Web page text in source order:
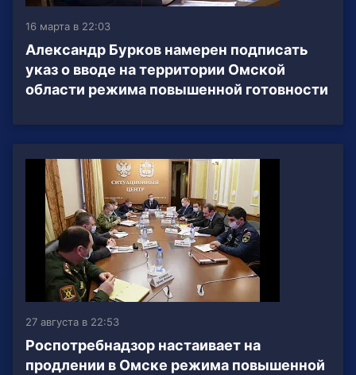
16 марта в 22:03
Александр Бурков намерен подписать
указ о вводе на территории Омской
области режима повышенной готовности
27 августа в 22:53
Роспотребнадзор настаивает на
продлении в Омске режима повышенной